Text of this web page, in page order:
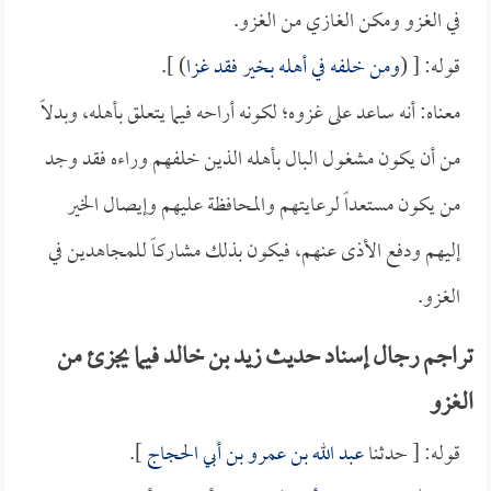
في الغزو ومكن الغازي من الغزو.
قوله: [ (ومن خلفه في أهله بخير فقد غزا) ].
معناه: أنه ساعد على غزوه؛ لكونه أراحه فيما يتعلق بأهله، وبدلاً
من أن يكون مشغول البال بأهله الذين خلفهم وراءه فقد وجد
من يكون مستعداً لرعايتهم والمحافظة عليهم وإيصال الخير
إليهم ودفع الأذى عنهم، فيكون بذلك مشاركاً للمجاهدين في
الغزو.
تراجم رجال إسناد حديث زيد بن خالد فيما يجزئ من
الغزو
قوله: [ حدثناعبد الله بن عمرو بن أبي الحجاج].